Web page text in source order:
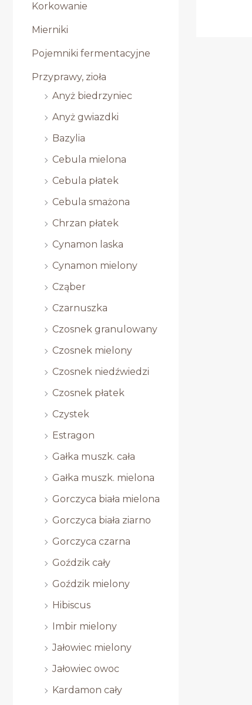
Korkowanie
Mierniki
Pojemniki fermentacyjne
Przyprawy, zioła
Anyż biedrzyniec
Anyż gwiazdki
Bazylia
Cebula mielona
Cebula płatek
Cebula smażona
Chrzan płatek
Cynamon laska
Cynamon mielony
Cząber
Czarnuszka
Czosnek granulowany
Czosnek mielony
Czosnek niedźwiedzi
Czosnek płatek
Czystek
Estragon
Gałka muszk. cała
Gałka muszk. mielona
Gorczyca biała mielona
Gorczyca biała ziarno
Gorczyca czarna
Goździk cały
Goździk mielony
Hibiscus
Imbir mielony
Jałowiec mielony
Jałowiec owoc
Kardamon cały